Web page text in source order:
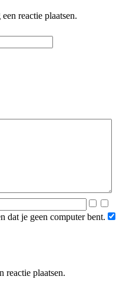
reactie plaatsen.
dat je geen computer bent.
reactie plaatsen.